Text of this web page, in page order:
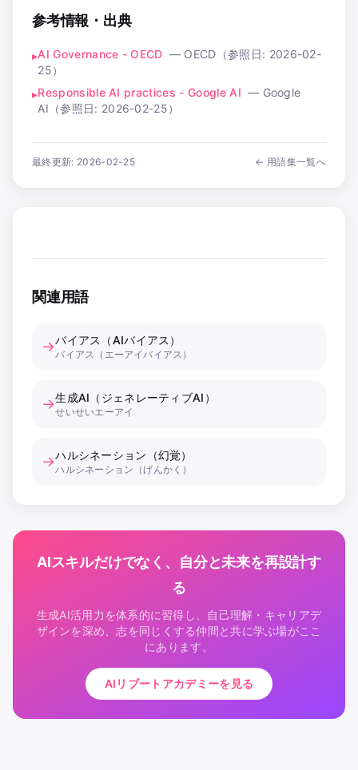
参考情報・出典
▸AI Governance - OECD — OECD （参照日: 2026-02-
25）
▸Responsible AI practices - Google AI — Google
AI （参照日: 2026-02-25）
最終更新: 2026-02-25 ← 用語集一覧へ
関連用語
→バイアス（AIバイアス）
バイアス（エーアイバイアス）
→生成AI（ジェネレーティブAI）
せいせいエーアイ
→ハルシネーション（幻覚）
ハルシネーション（げんかく）
AIスキルだけでなく、自分と未来を再設計す
る
生成AI活用力を体系的に習得し、自己理解・キャリアデ
ザインを深め、志を同じくする仲間と共に学ぶ場がここ
にあります。
AIリブートアカデミーを見る